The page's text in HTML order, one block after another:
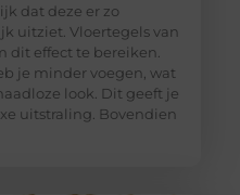
dat deze er zo
uitziet. Vloertegels van
dit effect te bereiken.
je minder voegen, wat
look. Dit geeft je
uitstraling. Bovendien